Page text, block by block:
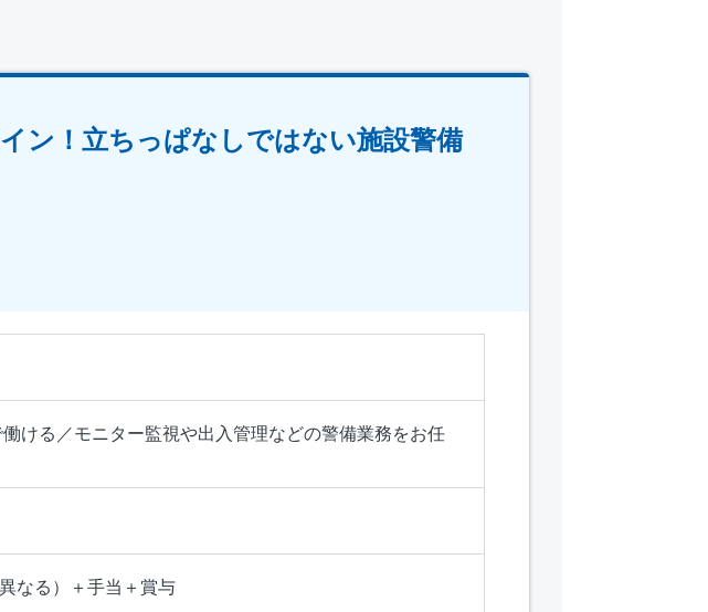
ン！立ちっぱなしではない施設警備
ける／モニター監視や出入管理などの警備業務をお任
なる）＋手当＋賞与